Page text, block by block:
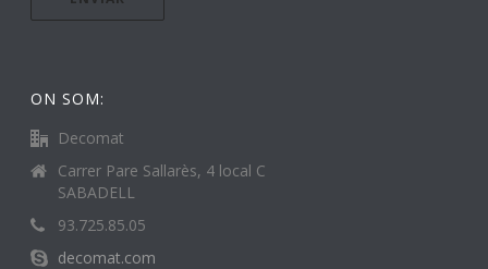
ON SOM:
Decomat
Carrer Pare Sallarès, 4 local C
SABADELL
93.725.85.05
decomat.com